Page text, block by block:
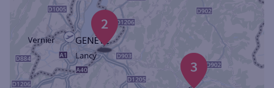
Ouverte le samedi
Ouverte le lundi
Coffre-fort
3
2